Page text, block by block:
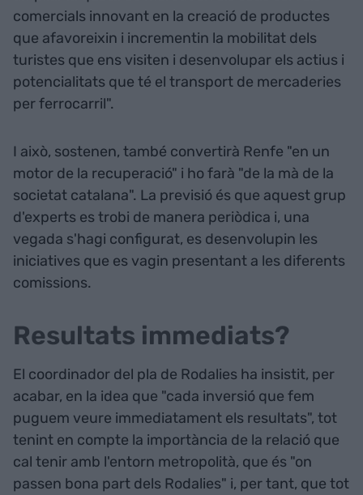
comercials innovant en la creació de productes
que afavoreixin i incrementin la mobilitat dels
turistes que ens visiten i desenvolupar els actius i
potencialitats que té el transport de mercaderies
per ferrocarril".
I això, sostenen, també convertirà Renfe "en un
motor de la recuperació" i ho farà "de la mà de la
societat catalana". La previsió és que aquest grup
d'experts es trobi de manera periòdica i, una
vegada s'hagi configurat, es desenvolupin les
iniciatives que es vagin presentant a les diferents
comissions.
Resultats immediats?
El coordinador del pla de Rodalies ha insistit, per
acabar, en la idea que "cada inversió que fem
puguem veure immediatament els resultats", tot
tenint en compte la importància de la relació que
cal tenir amb l'entorn metropolità, que és "on
passen bona part dels Rodalies" i, per tant, que tot